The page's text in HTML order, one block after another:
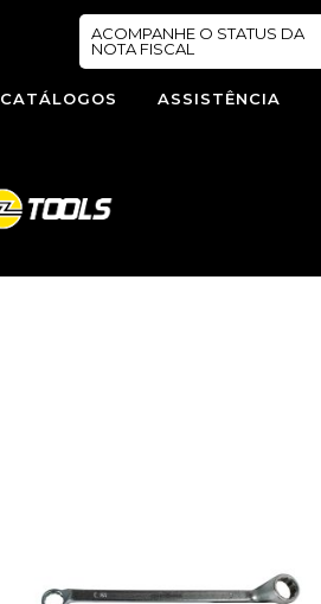
ACOMPANHE O STATUS DA
NOTA FISCAL
CATÁLOGOS ASSISTÊNCIA